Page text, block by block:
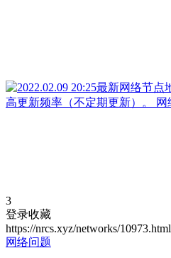
3
登录收藏
https://nrcs.xyz/networks/10973.html
网络问题